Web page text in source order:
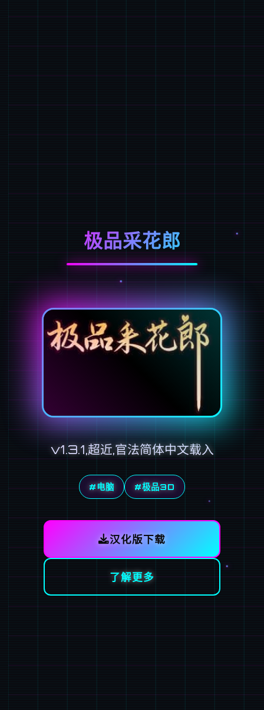
极品采花郎
v1.3.1,超近,官法简体中文载入
#电脑 #极品3D
汉化版下载
了解更多